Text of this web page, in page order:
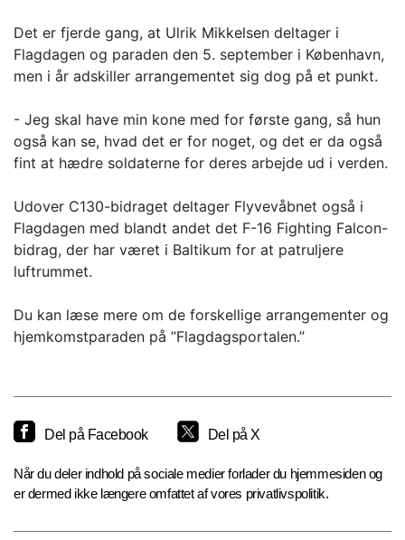
Det er fjerde gang, at Ulrik Mikkelsen deltager i
Flagdagen og paraden den 5. september i København,
men i år adskiller arrangementet sig dog på et punkt.
- Jeg skal have min kone med for første gang, så hun
også kan se, hvad det er for noget, og det er da også
fint at hædre soldaterne for deres arbejde ud i verden.
Udover C130-bidraget deltager Flyvevåbnet også i
Flagdagen med blandt andet det F-16 Fighting Falcon-
bidrag, der har været i Baltikum for at patruljere
luftrummet.
Du kan læse mere om de forskellige arrangementer og
hjemkomstparaden på ”Flagdagsportalen.”
Del på Facebook Del på X
Når du deler indhold på sociale medier forlader du hjemmesiden og
er dermed ikke længere omfattet af vores privatlivspolitik.